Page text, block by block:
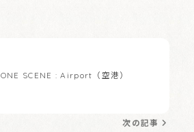
ONE SCENE : Airport（空港）
次の記事